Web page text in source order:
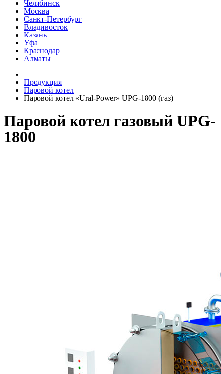
Челябинск
Москва
Санкт-Петербург
Владивосток
Казань
Уфа
Краснодар
Алматы
Продукция
Паровой котел
Паровой котел «Ural-Power» UPG-1800 (газ)
Паровой котел газовый UPG-
1800